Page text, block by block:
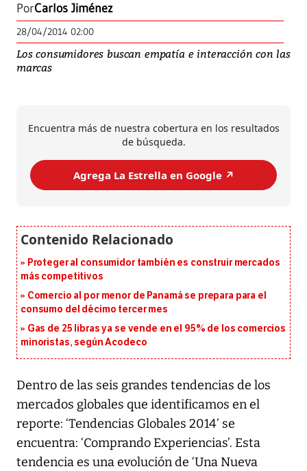
PorCarlos Jiménez
28/04/2014 02:00
Los consumidores buscan empatía e interacción con las
marcas
Encuentra más de nuestra cobertura en los resultados
de búsqueda.
Agrega La Estrella en Google ↗️
Proteger al consumidor también es construir mercados
más competitivos
Comercio al por menor de Panamá se prepara para el
consumo del décimo tercer mes
Gas de 25 libras ya se vende en el 95% de los comercios
minoristas, según Acodeco
Dentro de las seis grandes tendencias de los
mercados globales que identificamos en el
reporte: ‘Tendencias Globales 2014’ se
encuentra: ‘Comprando Experiencias’. Esta
tendencia es una evolución de ‘Una Nueva